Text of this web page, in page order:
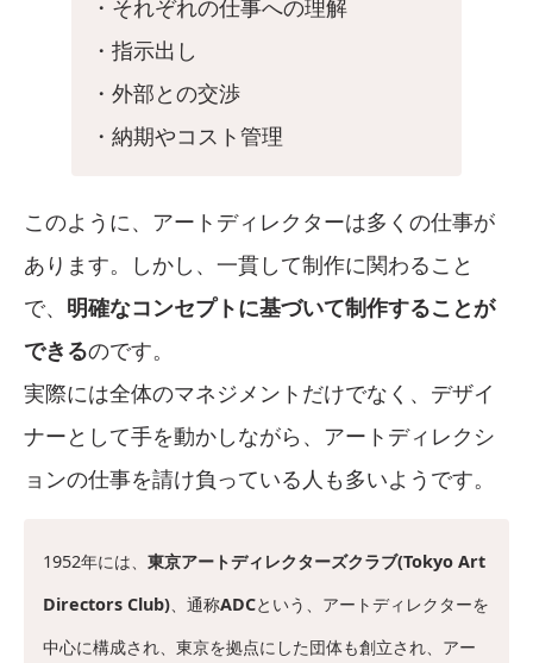
・それぞれの仕事への理解
・指示出し
・外部との交渉
・納期やコスト管理
このように、アートディレクターは多くの仕事が
あります。しかし、一貫して制作に関わること
で、 明確なコンセプトに基づいて制作することが
できるのです。
実際には全体のマネジメントだけでなく、デザイ
ナーとして手を動かしながら、アートディレクシ
ョンの仕事を請け負っている人も多いようです。
1952年には、 東京アートディレクターズクラブ(Tokyo Art
Directors Club)、通称ADCという、アートディレクターを
中心に構成され、東京を拠点にした団体も創立され、アー